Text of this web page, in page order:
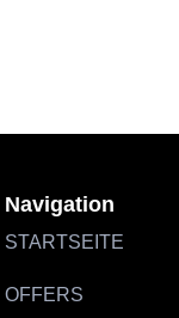
Navigation
STARTSEITE
OFFERS